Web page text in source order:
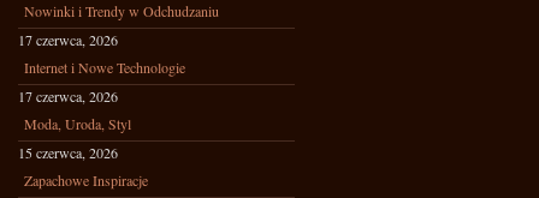
Nowinki i Trendy w Odchudzaniu
17 czerwca, 2026
Internet i Nowe Technologie
17 czerwca, 2026
Moda, Uroda, Styl
15 czerwca, 2026
Zapachowe Inspiracje